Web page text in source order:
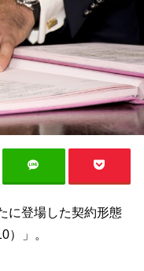
に登場した契約形態
）」。